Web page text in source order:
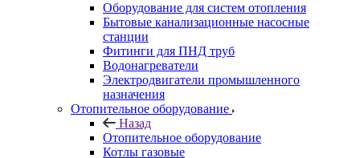
Оборудование для систем отопления
Бытовые канализационные насосные
станции
Фитинги для ПНД труб
Водонагреватели
Электродвигатели промышленного
назначения
Отопительное оборудование
Назад
Отопительное оборудование
Котлы газовые